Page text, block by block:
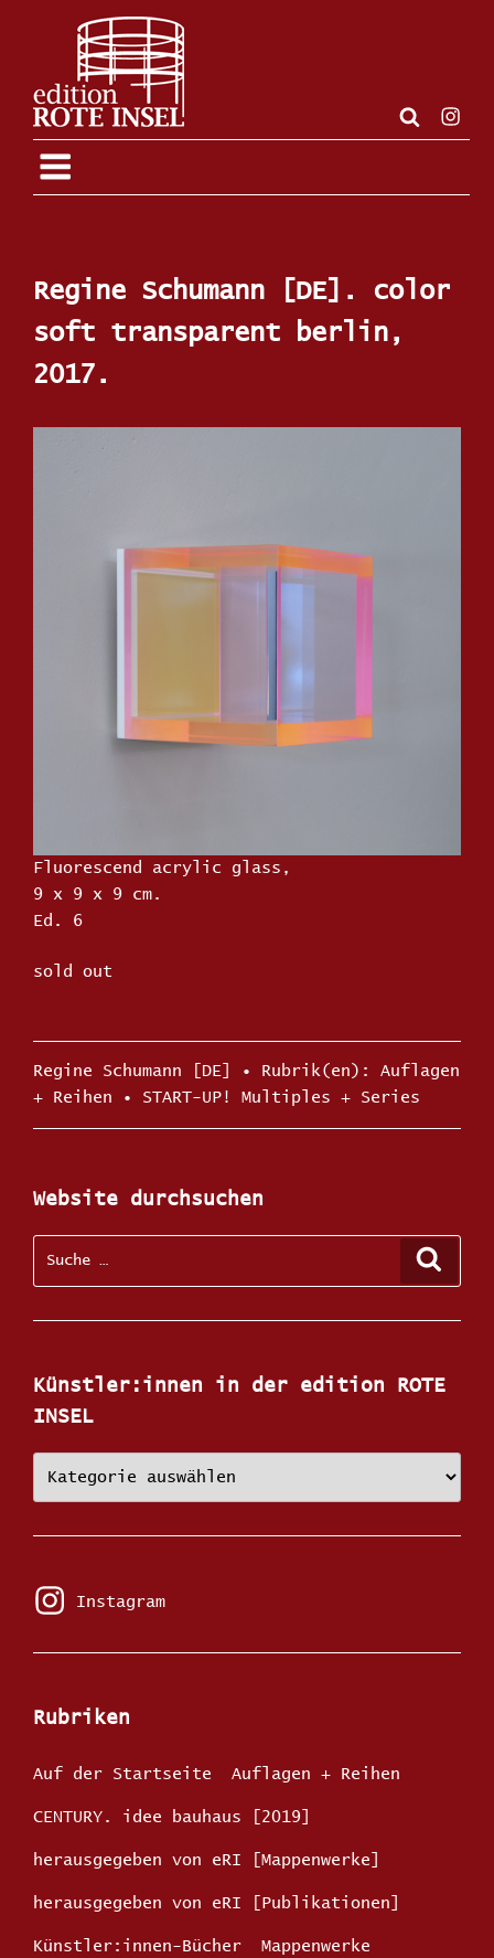
Regine Schumann [DE]. color
soft transparent berlin,
2017.
Fluorescend acrylic glass,
9 x 9 x 9 cm.
Ed. 6
sold out
Kategorien
Regine Schumann [DE]
Auflagen
+ Reihen • START-UP! Multiples + Series
Website durchsuchen
Künstler:innen in der edition ROTE
INSEL
INSEL
Instagram
Instagram
Rubriken
Auf der Startseite Auflagen + Reihen
CENTURY. idee bauhaus [2019]
herausgegeben von eRI [Mappenwerke]
herausgegeben von eRI [Publikationen]
Künstler:innen-Bücher Mappenwerke